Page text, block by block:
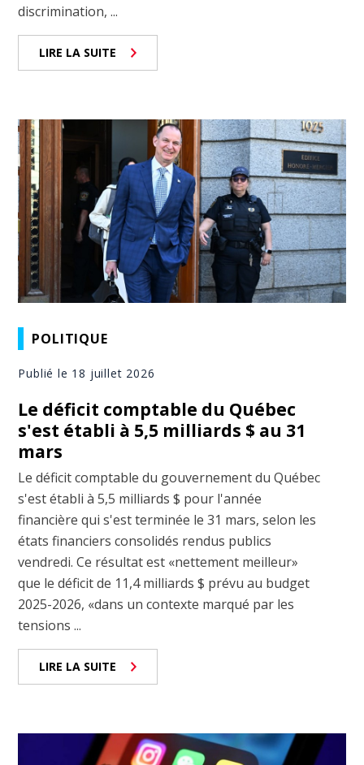
discrimination, ...
LIRE LA SUITE
POLITIQUE
Publié le 18 juillet 2026
Le déficit comptable du Québec
s'est établi à 5,5 milliards $ au 31
mars
Le déficit comptable du gouvernement du Québec
s'est établi à 5,5 milliards $ pour l'année
financière qui s'est terminée le 31 mars, selon les
états financiers consolidés rendus publics
vendredi. Ce résultat est «nettement meilleur»
que le déficit de 11,4 milliards $ prévu au budget
2025-2026, «dans un contexte marqué par les
tensions ...
LIRE LA SUITE